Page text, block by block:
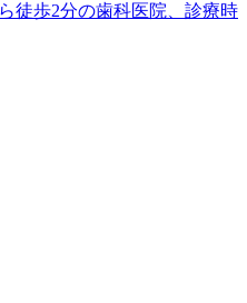
徒歩2分の歯科医院、診療時